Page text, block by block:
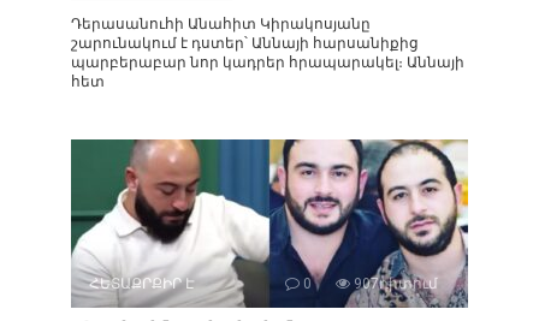
Դերասանուհի Անահիտ Կիրակոսյանը
շարունակում է դստեր՝ Աննայի հարսանիքից
պարբերաբար նոր կադրեր հրապարակել։ Աննայի
հետ
ՀԵՏԱՔՐՔԻՐ Է 0 907դիտում